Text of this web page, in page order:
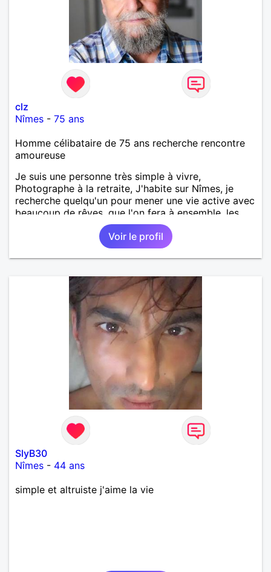
clz
Nîmes - 75 ans
Homme célibataire de 75 ans recherche rencontre
amoureuse
Je suis une personne très simple à vivre,
Photographe à la retraite, J'habite sur Nîmes, je
recherche quelqu'un pour mener une vie active avec
beaucoup de rêves, que l'on fera à ensemble, les
balades, les voyages même pas loin mais riches en
émotions. un restaurent de temps en temps, je
cuisine très bien, je suis très bricoleur, patient, à
l'écoute des personnes, seul depuis un an
trouver ce temps immobile, il c'est arrêté ce jour le
15 octobre 2024. il faut habiter, dans les environs
de nimes 50km Merci
Voir le profil
SlyB30
Nîmes - 44 ans
simple et altruiste j'aime la vie